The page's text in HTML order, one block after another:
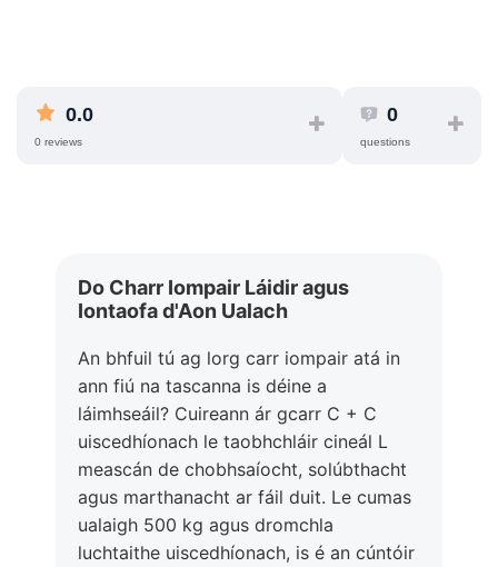
0.0
0 reviews
0
questions
Do Charr Iompair Láidir agus
Iontaofa d'Aon Ualach
An bhfuil tú ag lorg carr iompair atá in
ann fiú na tascanna is déine a
láimhseáil? Cuireann ár gcarr C + C
uiscedhíonach le taobhchláir cineál L
meascán de chobhsaíocht, solúbthacht
agus marthanacht ar fáil duit. Le cumas
ualaigh 500 kg agus dromchla
luchtaithe uiscedhíonach, is é an cúntóir